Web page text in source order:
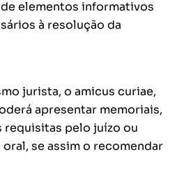
elementos informativos
à resolução da
jurista, o amicus curiae,
apresentar memoriais,
pelo juízo ou
se assim o recomendar